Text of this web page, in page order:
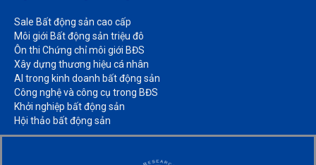
Sale Bất động sản cao cấp​
Môi giới Bất động sản triệu đô​
Ôn thi Chứng chỉ môi giới BĐS​
Xây dựng thương hiệu cá nhân​
AI trong kinh doanh bất động sản​
Công nghệ và công cụ trong BĐS​
Khởi nghiệp bất động sản​
Hội thảo bất động sản​